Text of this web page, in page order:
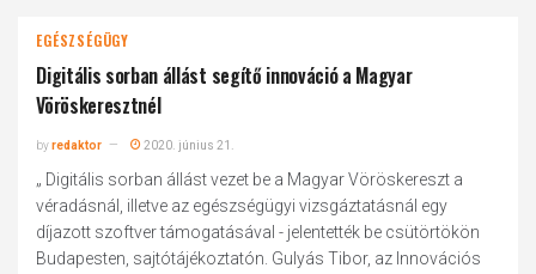
EGÉSZSÉGÜGY
Digitális sorban állást segítő innováció a Magyar
Vöröskeresztnél
byredaktor 2020. június 21.
„ Digitális sorban állást vezet be a Magyar Vöröskereszt a
véradásnál, illetve az egészségügyi vizsgáztatásnál egy
díjazott szoftver támogatásával - jelentették be csütörtökön
Budapesten, sajtótájékoztatón. Gulyás Tibor, az Innovációs